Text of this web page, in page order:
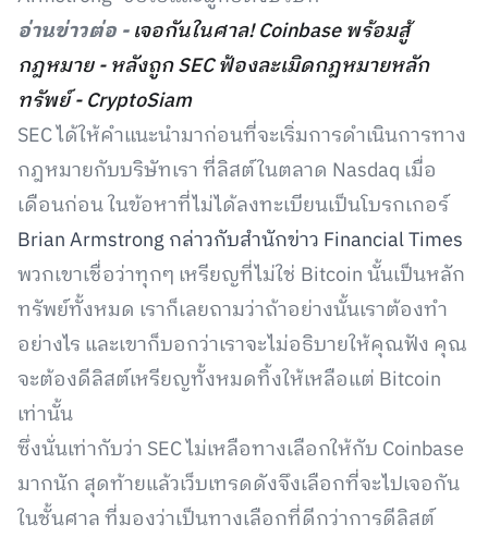
อ่านข่าวต่อ -เจอกันในศาล! Coinbase พร้อมสู้
กฎหมาย - หลังถูก SEC ฟ้องละเมิดกฎหมายหลัก
ทรัพย์ - CryptoSiam
SEC ได้ให้คำแนะนำมาก่อนที่จะเริ่มการดำเนินการทาง
กฎหมายกับบริษัทเรา ที่ลิสต์ในตลาด Nasdaq เมื่อ
เดือนก่อน ในข้อหาที่ไม่ได้ลงทะเบียนเป็นโบรกเกอร์
Brian Armstrong กล่าวกับสำนักข่าว Financial Times
พวกเขาเชื่อว่าทุกๆ เหรียญที่ไม่ใช่ Bitcoin นั้นเป็นหลัก
ทรัพย์ทั้งหมด เราก็เลยถามว่าถ้าอย่างนั้นเราต้องทำ
อย่างไร และเขาก็บอกว่าเราจะไม่อธิบายให้คุณฟัง คุณ
จะต้องดีลิสต์เหรียญทั้งหมดทิ้งให้เหลือแต่ Bitcoin
เท่านั้น
ซึ่งนั่นเท่ากับว่า SEC ไม่เหลือทางเลือกให้กับ Coinbase
มากนัก สุดท้ายแล้วเว็บเทรดดังจึงเลือกที่จะไปเจอกัน
ในชั้นศาล ที่มองว่าเป็นทางเลือกที่ดีกว่าการดีลิสต์